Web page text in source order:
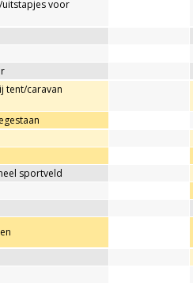
voor
tent/caravan
sportveld